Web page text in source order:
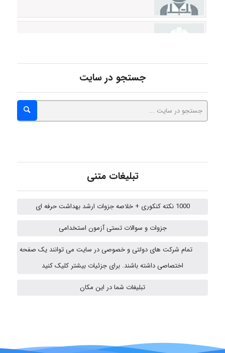
Kati
جستجو در سایت
تبلیغات متنی
1000 نکته کنکوری + خلاصه جزوات ارشد بهداشت حرفه ای
جزوات و سوالات تستی آزمون استخدامی
تمام شرکت های دولتی و خصوصی در سایت می توانند یک صفحه
اختصاصی داشته باشند. برای جزئیات بیشتر کلیک کنید
تبلیغات شما در این مکان